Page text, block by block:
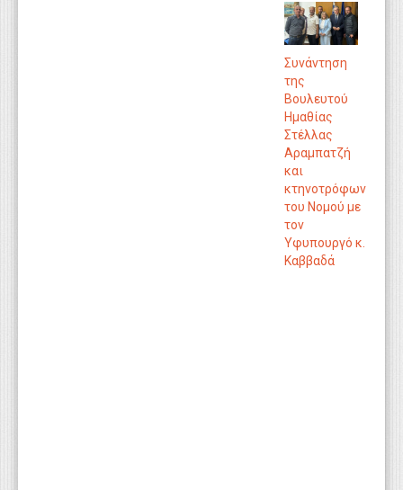
Συνάντηση
της
Βουλευτού
Ημαθίας
Στέλλας
Αραμπατζή
και
κτηνοτρόφων
του Νομού με
τον
Υφυπουργό κ.
Καββαδά